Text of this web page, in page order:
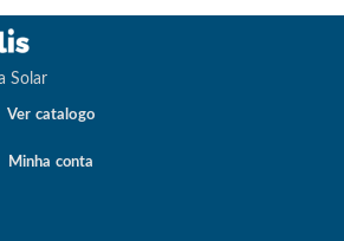
Solar
Ver catalogo
Minha conta